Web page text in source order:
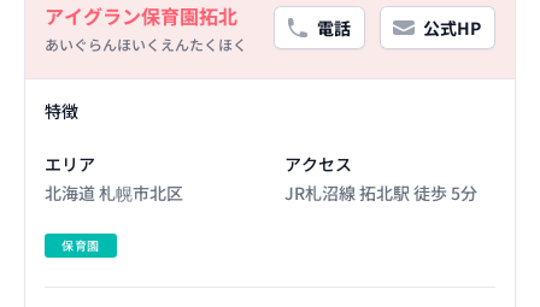
アイグラン保育園拓北
あいぐらんほいくえんたくほく
電話 公式HP
特徴
エリア
北海道 札幌市北区
アクセス
JR札沼線 拓北駅 徒歩 5分
保育園